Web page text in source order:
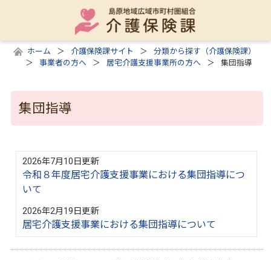
ホーム 介護保険課サイト
分類から探す（介護保険課）
事業者の方へ
居宅介護支援事業所の方へ 集団指導
集団指導
2026年7月10日更新
令和８年度居宅介護支援事業における集団指導につ
いて
2026年2月19日更新
居宅介護支援事業における集団指導について